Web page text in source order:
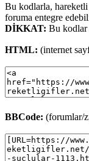
Bu kodlarla,
foruma entegre
DİKKAT: Bu
HTML: (internet
BBCode: (forumlar/